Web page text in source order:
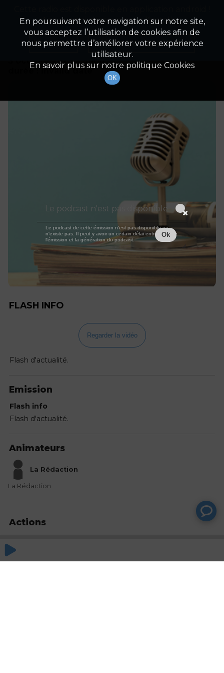
Détails De L'épisode
3 octobre 2023 à 9h00
durée : Invalid date
FLASH INFO
Regarder la vidéo
Flash d'actualité.
Emission
Flash info
Flash d'actualité.
Animateurs
La Rédaction
La Rédaction
Actions
En poursuivant votre navigation sur notre site,
vous acceptez l’utilisation de cookies afin de
nous permettre d’améliorer votre expérience
utilisateur.
En savoir plus sur notre politique Cookies
OK
Appuyez ci-dessous pour l'installer.
Non merci Télécharger l'application
Le podcast n'est pas disponible
Le podcast de cette émission n'est pas disponible ou
n'existe pas. Il peut y avoir un certain délai entre la fin de
l'émission et la génération du podcast.
Ok